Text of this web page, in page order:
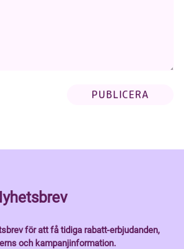
för att få tidiga rabatt-erbjudanden,
och kampanjinformation.